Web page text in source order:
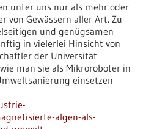
unter uns nur als mehr oder
von Gewässern aller Art. Zu
und genügsamen
in vielerlei Hinsicht von
der Universität
man sie als Mikroroboter in
einsetzen
algen-als-